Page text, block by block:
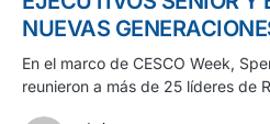
NUEVAS
En el marco de CESCO Week,
reunieron a más de 25 líderes de